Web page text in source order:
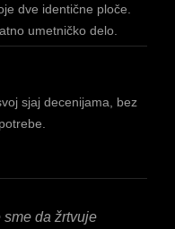
dve identične ploče.
umetničko delo.
sjaj decenijama, bez
da žrtvuje